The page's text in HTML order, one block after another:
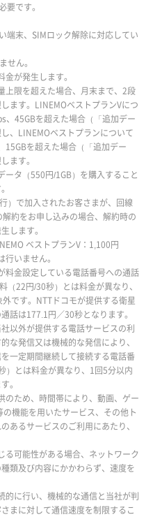
要です。
端末、SIMロック解除に対応してい
せん。
が発生します。
上限を超えた場合、月末まで、2段
ます。LINEMOベストプランVにつ
、45GBを超えた場合（「追加デー
、LINEMOベストプランについて
を超えた場合（「追加デー
ます。
ータ（550円/1GB）を購入すること
）で加入されたお客さまが、回線
約をお申し込みの場合、解約時の
します。
ベストプランV：1,100円
いません。
料金設定している電話番号への通話
22円/30秒）とは料金が異なり、
です。NTTドコモが提供する衛星
話は177.1円／30秒となります。
以外が提供する電話サービスの利
な発信又は機械的な発信により、
一定期間継続して接続する電話番
）とは料金が異なり、1回5分以内
。
のため、時間帯により、動画、ゲー
機能を用いたサービス、その他ト
あるサービスのご利用にあたり、
る可能性がある場合、ネットワーク
類及び内容にかかわらず、速度を
的に行い、機械的な通信と当社が判
まに対して通信速度を制限するこ